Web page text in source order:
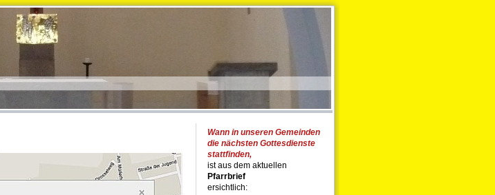
Wann in unseren Gemeinden
die nächsten Gottesdienste
stattfinden,
ist aus dem aktuellen
Pfarrbrief
ersichtlich: